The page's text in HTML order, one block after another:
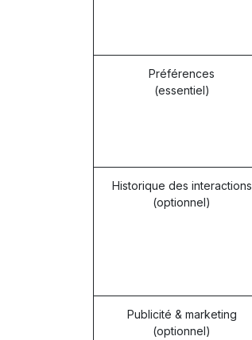
Préférences
(essentiel)
Historique des interactions
(optionnel)
Publicité & marketing
(optionnel)